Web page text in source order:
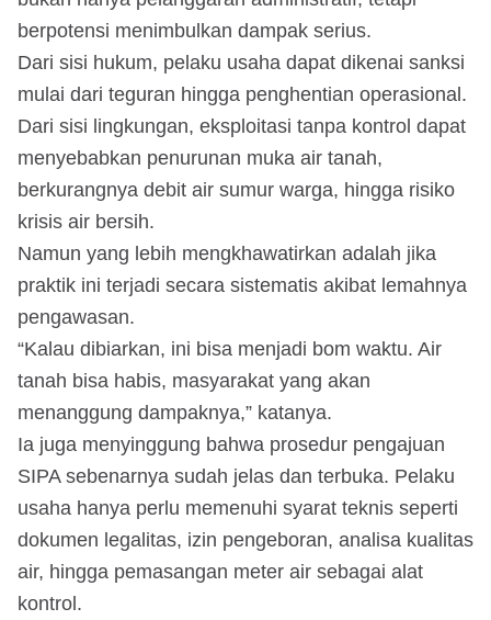
berpotensi menimbulkan dampak serius.
Dari sisi hukum, pelaku usaha dapat dikenai sanksi
mulai dari teguran hingga penghentian operasional.
Dari sisi lingkungan, eksploitasi tanpa kontrol dapat
menyebabkan penurunan muka air tanah,
berkurangnya debit air sumur warga, hingga risiko
krisis air bersih.
Namun yang lebih mengkhawatirkan adalah jika
praktik ini terjadi secara sistematis akibat lemahnya
pengawasan.
“Kalau dibiarkan, ini bisa menjadi bom waktu. Air
tanah bisa habis, masyarakat yang akan
menanggung dampaknya,” katanya.
Ia juga menyinggung bahwa prosedur pengajuan
SIPA sebenarnya sudah jelas dan terbuka. Pelaku
usaha hanya perlu memenuhi syarat teknis seperti
dokumen legalitas, izin pengeboran, analisa kualitas
air, hingga pemasangan meter air sebagai alat
kontrol.